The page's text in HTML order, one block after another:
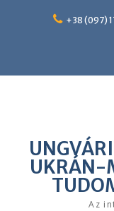
+38 (097)
UKRÁN-
Az